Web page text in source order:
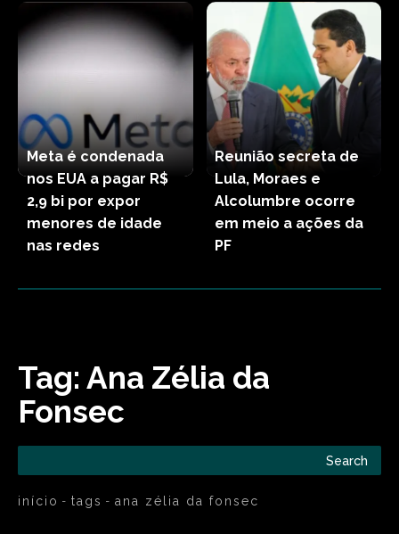
Meta é condenada
nos EUA a pagar R$
2,9 bi por expor
menores de idade
nas redes
Reunião secreta de
Lula, Moraes e
Alcolumbre ocorre
em meio a ações da
PF
Tag: Ana Zélia da
Fonsec
Search
início tags ana zélia da fonsec